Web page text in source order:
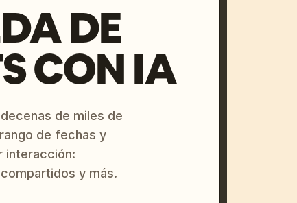
DE
CON IA
de miles de
de fechas y
interacción:
y más.